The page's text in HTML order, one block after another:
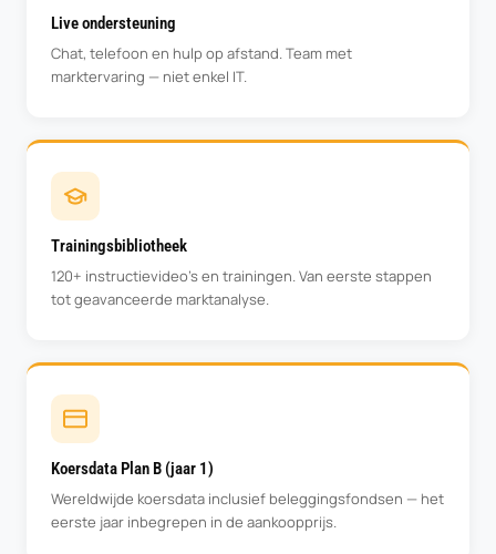
Live ondersteuning
Chat, telefoon en hulp op afstand. Team met
marktervaring — niet enkel IT.
Trainingsbibliotheek
120+ instructievideo’s en trainingen. Van eerste stappen
tot geavanceerde marktanalyse.
Koersdata Plan B (jaar 1)
Wereldwijde koersdata inclusief beleggingsfondsen — het
eerste jaar inbegrepen in de aankoopprijs.